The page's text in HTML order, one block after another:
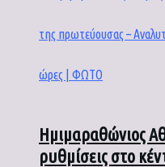
Ημιμαραθώνιος
ρυθμίσεις στο